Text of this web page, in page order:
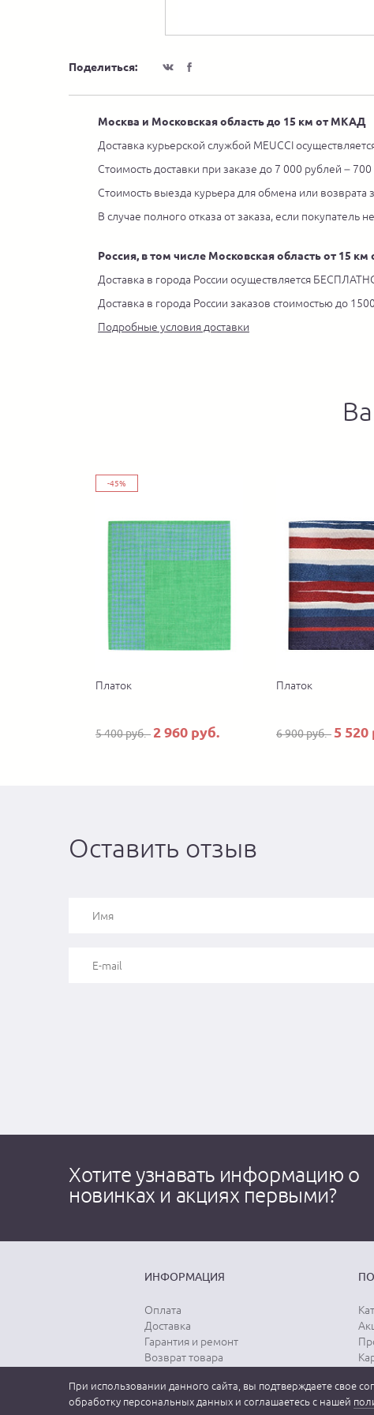
Поделиться:
Москва и Московская область до 15 км от МКАД
Доставка курьерской службой MEUCCI
Стоимость доставки при заказе до 7 000 рублей –
Стоимость выезда курьера для обмена или возврата
В случае полного отказа от заказа, если покупатель
Россия, в том числе Московская область от 15
Доставка в города России осуществляется
Доставка в города России заказов стоимостью до
Подробные условия доставки
-45%
Платок
5 400 руб. 2 960 руб.
Платок
6 900 руб. 5 520
Оставить отзыв
Хотите узнавать информацию о
новинках и акциях первыми?
ИНФОРМАЦИЯ
Оплата
Доставка
Гарантия и ремонт
Возврат товара
Уход за одеждой
При использовании данного сайта, вы подтверждаете свое
обработку персональных данных и соглашаетесь с нашей